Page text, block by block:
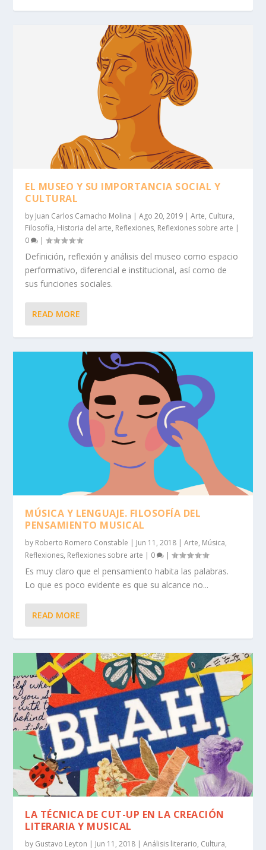
EL MUSEO Y SU IMPORTANCIA SOCIAL Y
CULTURAL
by Juan Carlos Camacho Molina |Ago 20, 2019 |Arte, Cultura,
Filosofía, Historia del arte, Reflexiones, Reflexiones sobre arte |
0
|
Definición, reflexión y análisis del museo como espacio
performativo, diferencial e institucional, así como de
sus funciones sociales.
READ MORE
MÚSICA Y LENGUAJE. FILOSOFÍA DEL
PENSAMIENTO MUSICAL
by Roberto Romero Constable | Jun 11, 2018 |Arte, Música,
Reflexiones, Reflexiones sobre arte | 0 |
Es muy claro que el pensamiento habita las palabras.
Lo que es poco evidente es que su alcance no...
READ MORE
LA TÉCNICA DE CUT-UP EN LA CREACIÓN
LITERARIA Y MUSICAL
by Gustavo Leyton | Jun 11, 2018 |Análisis literario, Cultura,